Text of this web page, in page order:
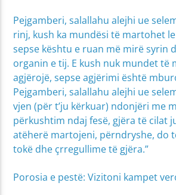
Pejgamberi, salallahu alejhi ue
rinj, kush ka mundësi të martohet
sepse kështu e ruan më mirë syrin
organin e tij. E kush nuk mundet të
agjërojë, sepse agjërimi është
Pejgamberi, salallahu alejhi ue
vjen (për t’ju kërkuar) ndonjëri me
përkushtim ndaj fesë, gjëra të cilat
atëherë martojeni, përndryshe, do
tokë dhe çrregullime të gjëra.”
Porosia e pestë: Vizitoni kampet